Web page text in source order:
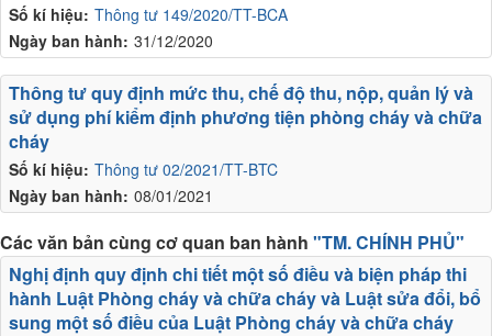
Số kí hiệu: Thông tư 149/2020/TT-BCA
Ngày ban hành: 31/12/2020
Số kí hiệu: Thông tư 02/2021/TT-BTC
Ngày ban hành: 08/01/2021
Thông tư quy định mức thu, chế độ thu, nộp, quản lý và
sử dụng phí kiểm định phương tiện phòng cháy và chữa
cháy
Các văn bản cùng cơ quan ban hành "TM. CHÍNH PHỦ"
Nghị định quy định chi tiết một số điều và biện pháp thi
hành Luật Phòng cháy và chữa cháy và Luật sửa đổi, bổ
sung một số điều của Luật Phòng cháy và chữa cháy